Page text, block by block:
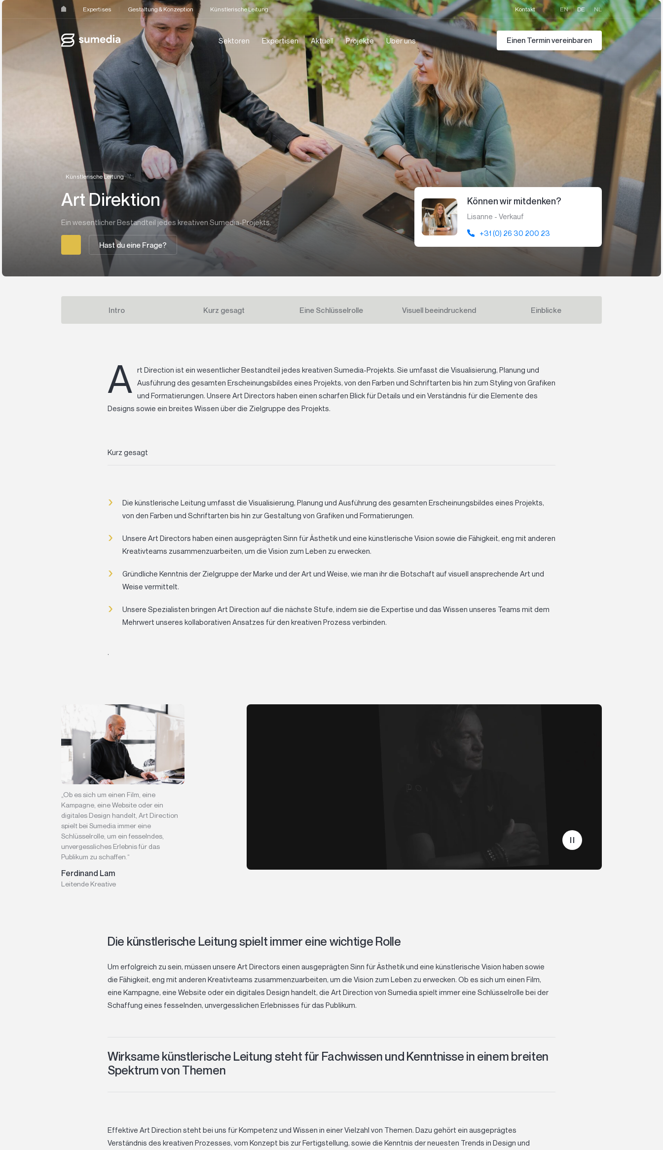
Expertises Gestaltung & Konzeption Künstlerische Leitung Kontakt EN DE NL
Sektoren Expertisen Aktuell Projekte Über uns Einen Termin vereinbaren
Künstlerische Leitung
Art Direktion
Ein wesentlicher Bestandteil jedes kreativen Sumedia-Projekts.
Hast du eine Frage?
Können wir mitdenken?
Lisanne - Verkauf
+31 (0) 26 30 200 23
Intro Kurz gesagt Eine Schlüsselrolle Visuell beeindruckend Einblicke
A rt Direction ist ein wesentlicher Bestandteil jedes kreativen Sumedia-Projekts. Sie umfasst die Visualisierung, Planung und
Ausführung des gesamten Erscheinungsbildes eines Projekts, von den Farben und Schriftarten bis hin zum Styling von Grafiken
und Formatierungen. Unsere Art Directors haben einen scharfen Blick für Details und ein Verständnis für die Elemente des
Designs sowie ein breites Wissen über die Zielgruppe des Projekts.
Kurz gesagt
Die künstlerische Leitung umfasst die Visualisierung, Planung und Ausführung des gesamten Erscheinungsbildes eines Projekts,
von den Farben und Schriftarten bis hin zur Gestaltung von Grafiken und Formatierungen.
Unsere Art Directors haben einen ausgeprägten Sinn für Ästhetik und eine künstlerische Vision sowie die Fähigkeit, eng mit anderen
Kreativteams zusammenzuarbeiten, um die Vision zum Leben zu erwecken.
Gründliche Kenntnis der Zielgruppe der Marke und der Art und Weise, wie man ihr die Botschaft auf visuell ansprechende Art und
Weise vermittelt.
Unsere Spezialisten bringen Art Direction auf die nächste Stufe, indem sie die Expertise und das Wissen unseres Teams mit dem
Mehrwert unseres kollaborativen Ansatzes für den kreativen Prozess verbinden.
.
„Ob es sich um einen Film, eine
Kampagne, eine Website oder ein
digitales Design handelt, Art Direction
spielt bei Sumedia immer eine
Schlüsselrolle, um ein fesselndes,
unvergessliches Erlebnis für das
Publikum zu schaffen.“
Ferdinand Lam
Leitende Kreative
Die künstlerische Leitung spielt immer eine wichtige Rolle
Um erfolgreich zu sein, müssen unsere Art Directors einen ausgeprägten Sinn für Ästhetik und eine künstlerische Vision haben sowie
die Fähigkeit, eng mit anderen Kreativteams zusammenzuarbeiten, um die Vision zum Leben zu erwecken. Ob es sich um einen Film,
eine Kampagne, eine Website oder ein digitales Design handelt, die Art Direction von Sumedia spielt immer eine Schlüsselrolle bei der
Schaffung eines fesselnden, unvergesslichen Erlebnisses für das Publikum.
Wirksame künstlerische Leitung steht für Fachwissen und Kenntnisse in einem breiten
Spektrum von Themen
Effektive Art Direction steht bei uns für Kompetenz und Wissen in einer Vielzahl von Themen. Dazu gehört ein ausgeprägtes
Verständnis des kreativen Prozesses, vom Konzept bis zur Fertigstellung, sowie die Kenntnis der neuesten Trends in Design und